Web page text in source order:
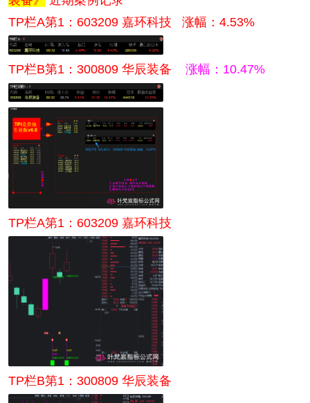
TP栏A第1：603209 嘉环科技 涨幅：4.53%
TP栏B第1：300809 华辰装备 涨幅：10.47%
TP栏A第1：603209 嘉环科技
TP栏B第1：300809 华辰装备